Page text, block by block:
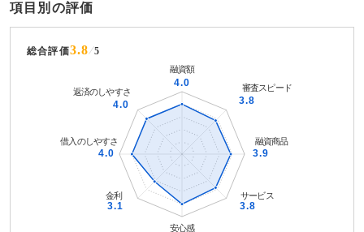
項目別の評価
総合評価3.8 5